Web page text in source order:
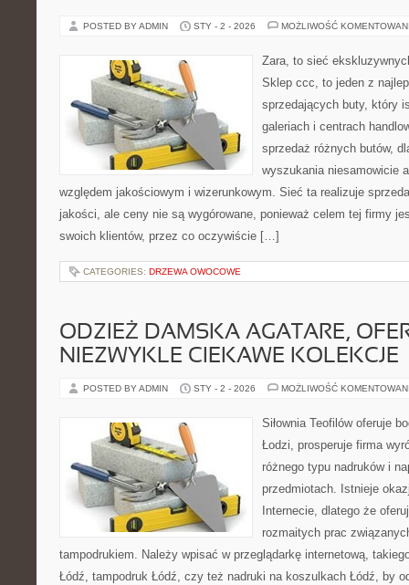
POSTED BY ADMIN STY - 2 - 2026 MOŻLIWOŚĆ
Zara, to sieć
Sklep ccc, to jeden z
sprzedających buty, który
galeriach i centrach
sprzedaż różnych butów,
wyszukania niesamowicie
względem jakościowym i wizerunkowym. Sieć ta realizuje
jakości, ale ceny nie są wygórowane, ponieważ celem tej firmy
swoich klientów, przez co oczywiście […]
CATEGORIES: DRZEWA OWOCOWE
ODZIEŻ DAMSKA AGATARE,
NIEZWYKLE CIEKAWE KOLEKCJE
POSTED BY ADMIN STY - 2 - 2026 MOŻLIWOŚĆ
Siłownia Teofilów oferuje
Łodzi, prosperuje firma
różnego typu nadruków i
przedmiotach. Istnieje
Internecie, dlatego że
rozmaitych prac
tampodrukiem. Należy wpisać w przeglądarkę internetową,
Łódź, tampodruk Łódź, czy też nadruki na koszulkach Łódź, by